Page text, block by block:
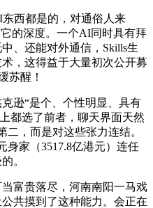
西都是的，对通俗人来
的深度。一个AI同时具有拜
、还能对外通信，Skills生
，这得益于大量初次公开募
苏醒！
“是个、个性明显、具有
都选了前者，聊天界面天然
二，而是对这些张力连结。
身家（3517.8亿港元）连任
。
富贵落尽，河南南阳一马戏
共摸到了这种能力。会正在